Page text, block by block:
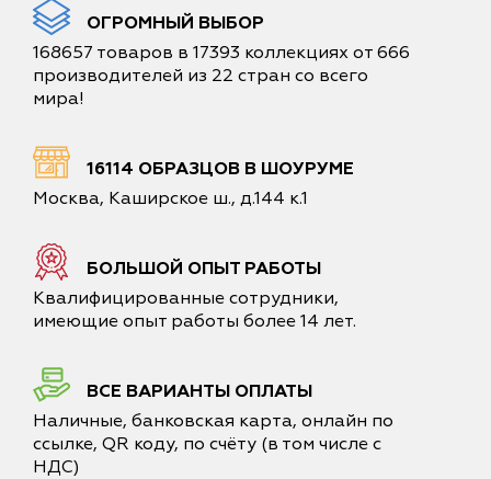
ОГРОМНЫЙ ВЫБОР
168657 товаров в 17393 коллекциях от 666
производителей из 22 стран со всего
мира!
16114 ОБРАЗЦОВ В ШОУРУМЕ
Москва, Каширское ш., д.144 к.1
БОЛЬШОЙ ОПЫТ РАБОТЫ
Квалифицированные сотрудники,
имеющие опыт работы более 14 лет.
ВСЕ ВАРИАНТЫ ОПЛАТЫ
Наличные, банковская карта, онлайн по
ссылке, QR коду, по счёту (в том числе с
НДС)